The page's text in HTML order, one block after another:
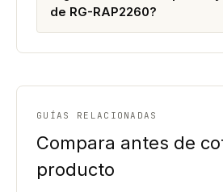
de RG-RAP2260?
GUÍAS RELACIONADAS
Compara antes de
producto